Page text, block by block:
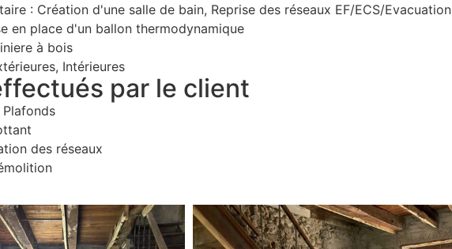
: Création d'une salle de bain, Reprise des réseaux EF/ECS/Evacuation
en place d'un ballon thermodynamique
à bois
Intérieures
par le client
Plafonds
des réseaux